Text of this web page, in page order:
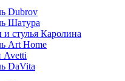
Dubrov
Шатура
стулья Каролина
Art Home
Avetti
DaVita